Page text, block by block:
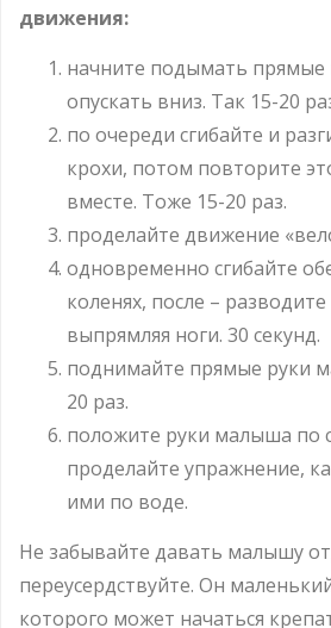
движения:
начните подымать прямые
опускать вниз. Так 15-20
по очереди сгибайте и
крохи, потом повторите
вместе. Тоже 15-20 раз.
проделайте движение
одновременно сгибайте
коленях, после –
выпрямляя ноги. 30 секунд.
поднимайте прямые руки
20 раз.
положите руки малыша по
проделайте упражнение,
ими по воде.
Не забывайте давать малышу
переусердствуйте. Он
которого может начаться